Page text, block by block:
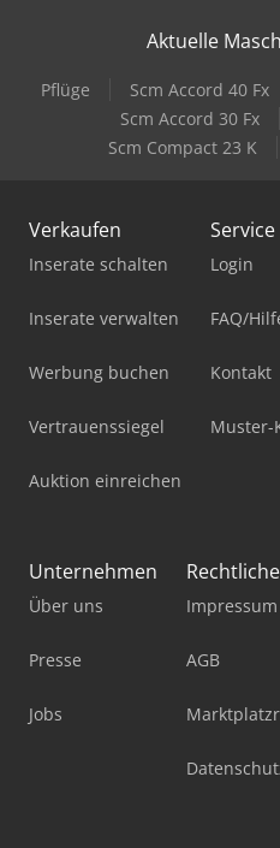
Aktuelle
Pflüge Scm Accord 40 Fx
Scm Accord 30 Fx
Scm Compact 23 K
Verkaufen
Inserate schalten
Inserate verwalten
Werbung buchen
Vertrauenssiegel
Auktion einreichen
Login
FAQ/
Kontakt
Muster-
Unternehmen
Über uns
Presse
Jobs
Impressum
AGB